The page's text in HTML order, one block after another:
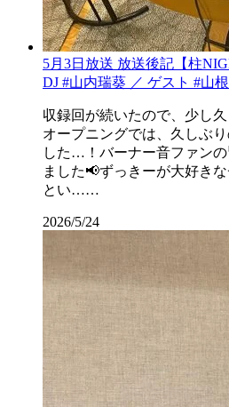
5月3日放送 放送後記【柱
DJ #山内瑞葵 ／ ゲスト #山
収録回が続いたので、少し
オープニングでは、久しぶ
した…！バーナー音ファン
ました📢ずっきーが大好き
とい……
2026/5/24